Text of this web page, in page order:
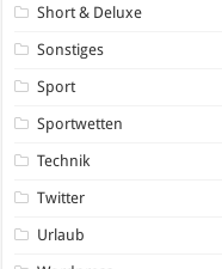
Short & Deluxe
Sonstiges
Sport
Sportwetten
Technik
Twitter
Urlaub